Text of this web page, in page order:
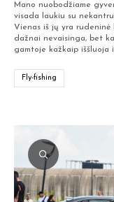
Mano nuobodžiame
visada laukiu su
Vienas iš jų yra rudeninė
dažnai nevaisinga, bet
gamtoje kažkaip iššluoja
Fly-fishing